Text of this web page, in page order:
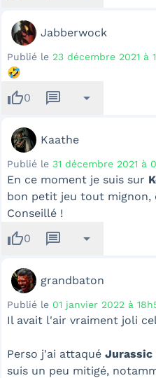
Jabberwock
Publié le 23 décembre 2021 à
🤣
thumb_up0 message arrow_drop_down
Kaathe
Publié le 31 décembre 2021 à
En ce moment je suis sur
bon petit jeu tout mignon,
Conseillé !
thumb_up0 message arrow_drop_down
grandbaton
Publié le 01 janvier 2022 à
Il avait l'air vraiment joli
Perso j'ai attaqué Jurassic
suis un peu mitigé,